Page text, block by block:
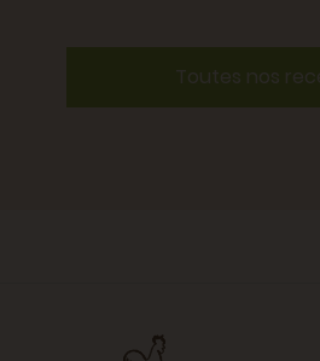
Toutes nos